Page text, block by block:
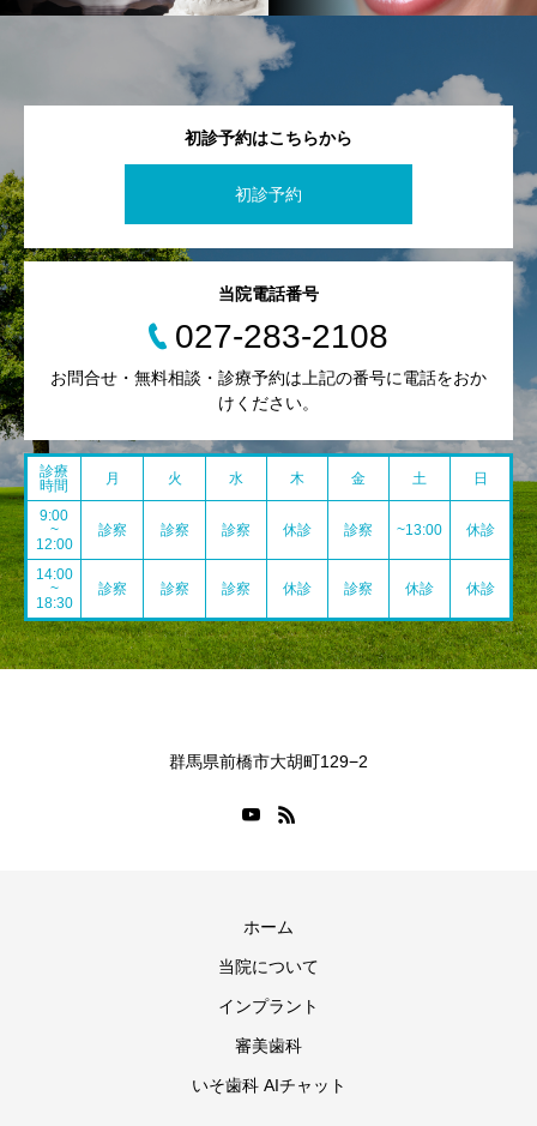
初診予約はこちらから
初診予約
当院電話番号
027-283-2108
お問合せ・無料相談・診療予約は上記の番号に電話をおか
けください。
診療
時間
月 火 水 木 金 土 日
9:00
~
12:00
診察 診察 診察 休診 診察 ~13:00 休診
14:00
~
18:30
診察 診察 診察 休診 診察 休診 休診
群馬県前橋市大胡町129−2
ホーム
当院について
インプラント
審美歯科
いそ歯科 AIチャット